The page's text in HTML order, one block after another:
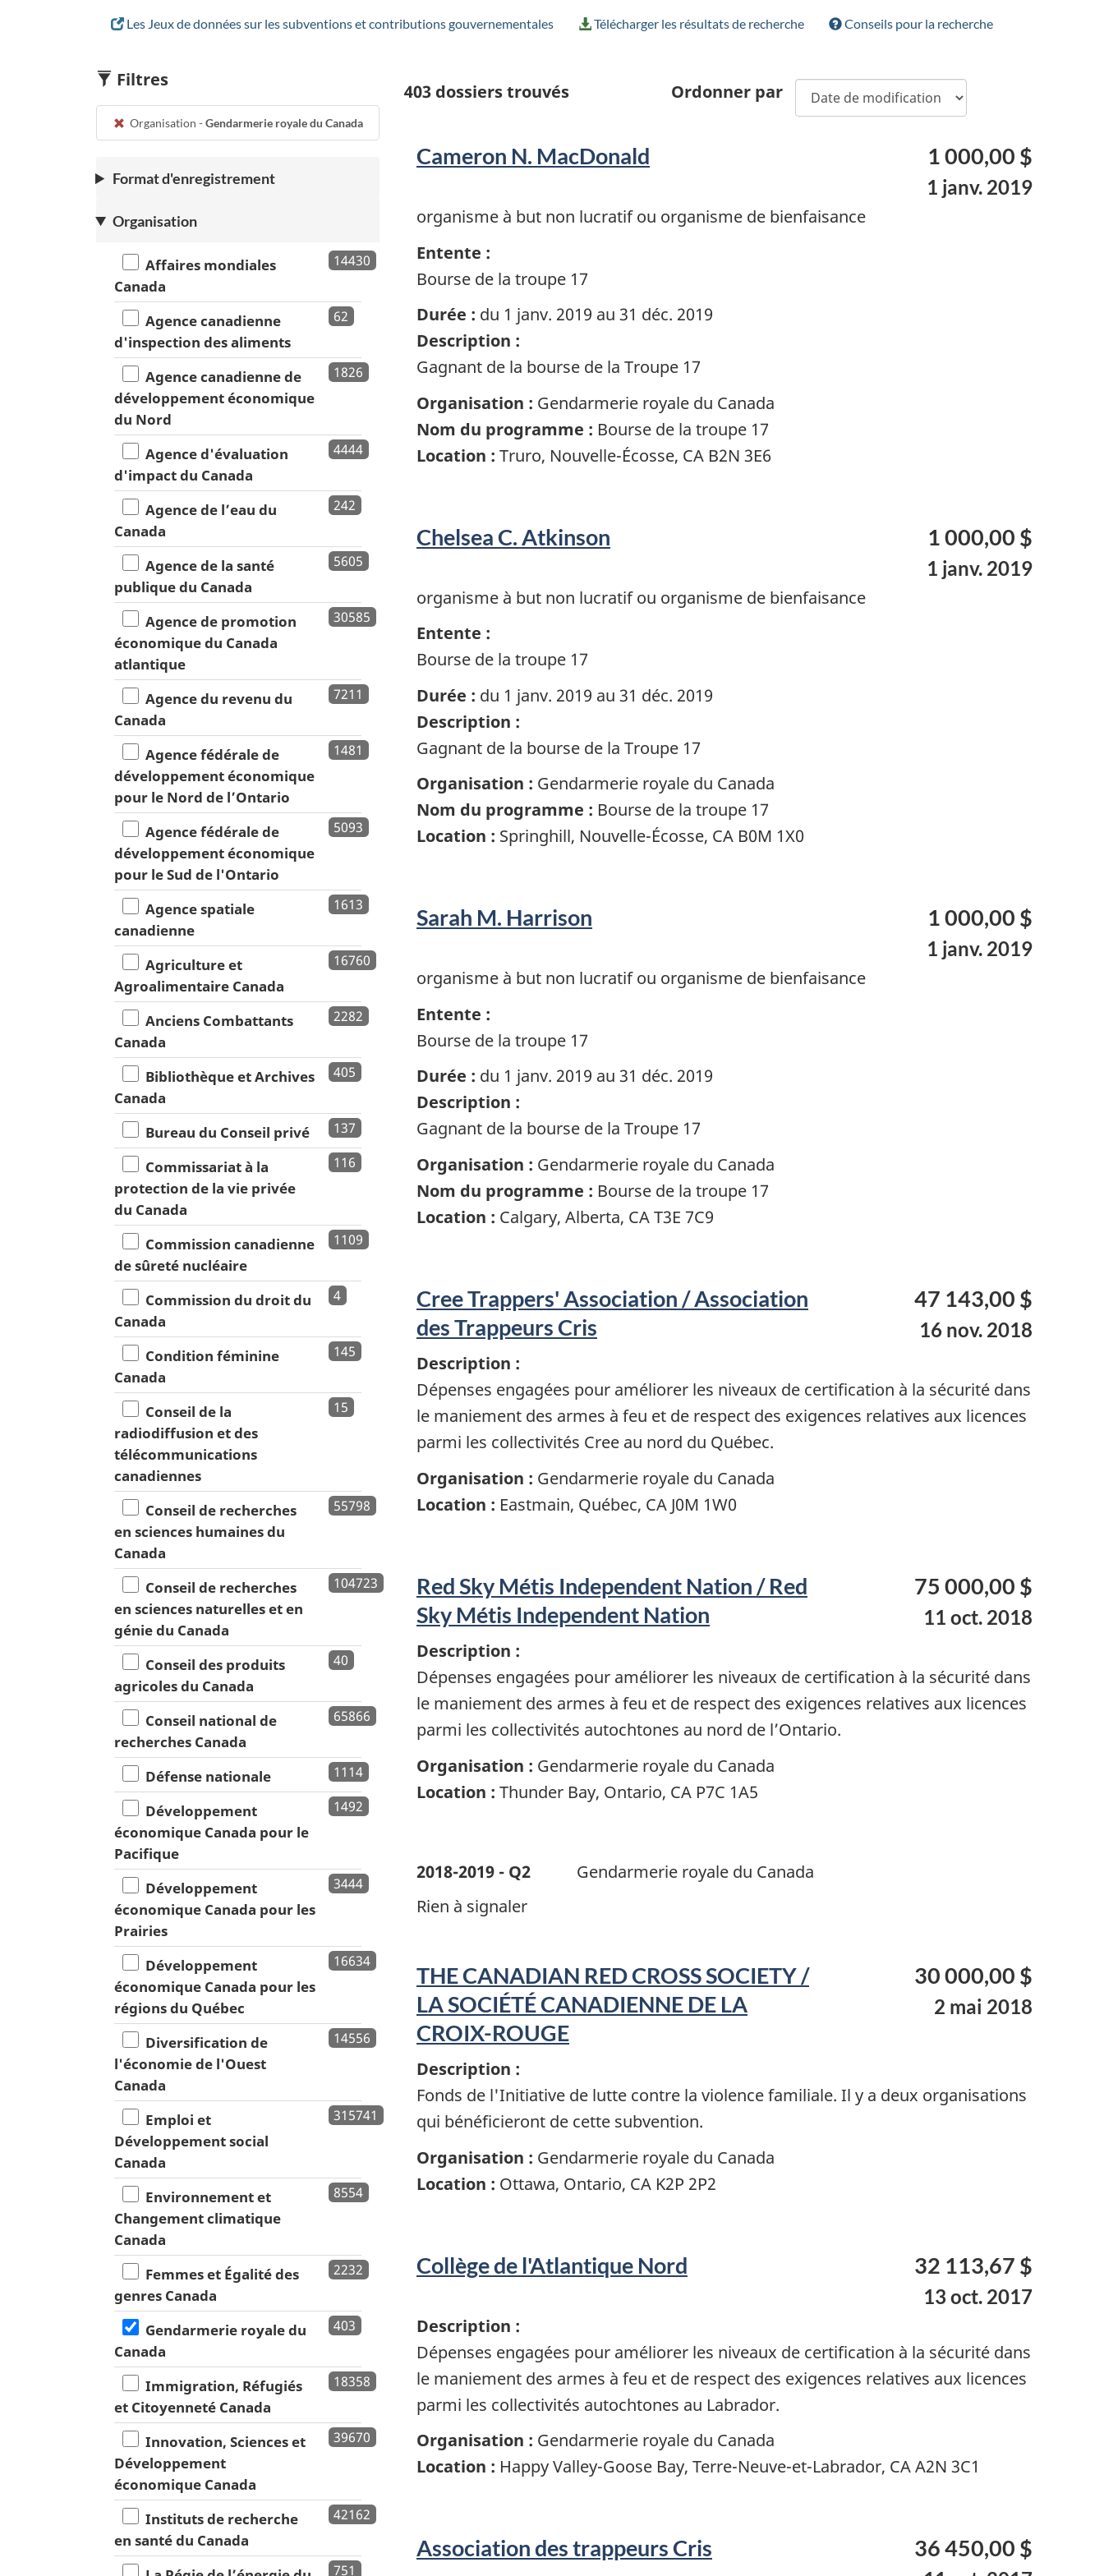
Les Jeux de données sur les subventions et contributions gouvernementales Télécharger les résultats de recherche Conseils pour la recherche
403 dossiers trouvés Ordonner par
Cameron N. MacDonald 1 000,00 $
1 janv. 2019
organisme à but non lucratif ou organisme de bienfaisance
Entente :
Bourse de la troupe 17
Durée : du 1 janv. 2019 au 31 déc. 2019
Description :
Gagnant de la bourse de la Troupe 17
Organisation : Gendarmerie royale du Canada
Nom du programme : Bourse de la troupe 17
Location : Truro, Nouvelle-Écosse, CA B2N 3E6
Chelsea C. Atkinson 1 000,00 $
1 janv. 2019
organisme à but non lucratif ou organisme de bienfaisance
Entente :
Bourse de la troupe 17
Durée : du 1 janv. 2019 au 31 déc. 2019
Description :
Gagnant de la bourse de la Troupe 17
Organisation : Gendarmerie royale du Canada
Nom du programme : Bourse de la troupe 17
Location : Springhill, Nouvelle-Écosse, CA B0M 1X0
Sarah M. Harrison 1 000,00 $
1 janv. 2019
organisme à but non lucratif ou organisme de bienfaisance
Entente :
Bourse de la troupe 17
Durée : du 1 janv. 2019 au 31 déc. 2019
Description :
Gagnant de la bourse de la Troupe 17
Organisation : Gendarmerie royale du Canada
Nom du programme : Bourse de la troupe 17
Location : Calgary, Alberta, CA T3E 7C9
Cree Trappers' Association / Association
des Trappeurs Cris
47 143,00 $
16 nov. 2018
Description :
Dépenses engagées pour améliorer les niveaux de certification à la sécurité dans
le maniement des armes à feu et de respect des exigences relatives aux licences
parmi les collectivités Cree au nord du Québec.
Organisation : Gendarmerie royale du Canada
Location : Eastmain, Québec, CA J0M 1W0
Red Sky Métis Independent Nation / Red
Sky Métis Independent Nation
75 000,00 $
11 oct. 2018
Description :
Dépenses engagées pour améliorer les niveaux de certification à la sécurité dans
le maniement des armes à feu et de respect des exigences relatives aux licences
parmi les collectivités autochtones au nord de l’Ontario.
Organisation : Gendarmerie royale du Canada
Location : Thunder Bay, Ontario, CA P7C 1A5
2018-2019 - Q2
Gendarmerie royale du Canada
Rien à signaler
THE CANADIAN RED CROSS SOCIETY /
LA SOCIÉTÉ CANADIENNE DE LA
CROIX-ROUGE
30 000,00 $
2 mai 2018
Description :
Fonds de l'Initiative de lutte contre la violence familiale. Il y a deux organisations
qui bénéficieront de cette subvention.
Organisation : Gendarmerie royale du Canada
Location : Ottawa, Ontario, CA K2P 2P2
Collège de l'Atlantique Nord 32 113,67 $
13 oct. 2017
Description :
Dépenses engagées pour améliorer les niveaux de certification à la sécurité dans
le maniement des armes à feu et de respect des exigences relatives aux licences
parmi les collectivités autochtones au Labrador.
Organisation : Gendarmerie royale du Canada
Location : Happy Valley-Goose Bay, Terre-Neuve-et-Labrador, CA A2N 3C1
Association des trappeurs Cris 36 450,00 $
Filtres
Organisation -Gendarmerie royale du Canada
Format d'enregistrement
Organisation
Affaires mondiales
Canada
14430
Agence canadienne
d'inspection des aliments
62
Agence canadienne de
développement économique
du Nord
1826
Agence d'évaluation
d'impact du Canada
4444
Agence de l’eau du
Canada
242
Agence de la santé
publique du Canada
5605
Agence de promotion
économique du Canada
atlantique
30585
Agence du revenu du
Canada
7211
Agence fédérale de
développement économique
pour le Nord de l’Ontario
1481
Agence fédérale de
développement économique
pour le Sud de l'Ontario
5093
Agence spatiale
canadienne
1613
Agriculture et
Agroalimentaire Canada
16760
Anciens Combattants
Canada
2282
Bibliothèque et Archives
Canada
405
Bureau du Conseil privé 137
Commissariat à la
protection de la vie privée
du Canada
116
Commission canadienne
de sûreté nucléaire
1109
Commission du droit du
Canada
4
Condition féminine
Canada
145
Conseil de la
radiodiffusion et des
télécommunications
canadiennes
15
Conseil de recherches
en sciences humaines du
Canada
55798
Conseil de recherches
en sciences naturelles et en
génie du Canada
104723
Conseil des produits
agricoles du Canada
40
Conseil national de
recherches Canada
65866
Défense nationale 1114
Développement
économique Canada pour le
Pacifique
1492
Développement
économique Canada pour les
Prairies
3444
Développement
économique Canada pour les
régions du Québec
16634
Diversification de
l'économie de l'Ouest
Canada
14556
Emploi et
Développement social
Canada
315741
Environnement et
Changement climatique
Canada
8554
Femmes et Égalité des
genres Canada
2232
Gendarmerie royale du
Canada
403
Immigration, Réfugiés
et Citoyenneté Canada
18358
Innovation, Sciences et
Développement
économique Canada
39670
Instituts de recherche
en santé du Canada
42162
751